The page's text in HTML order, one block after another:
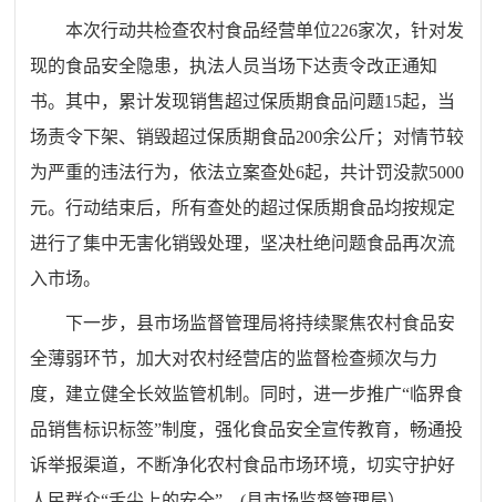
本次行动共检查农村食品经营单位226家次，针对发
现的食品安全隐患，执法人员当场下达责令改正通知
书。其中，累计发现销售超过保质期食品问题15起，当
场责令下架、销毁超过保质期食品200余公斤；对情节较
为严重的违法行为，依法立案查处6起，共计罚没款5000
元。行动结束后，所有查处的超过保质期食品均按规定
进行了集中无害化销毁处理，坚决杜绝问题食品再次流
入市场。
下一步，县市场监督管理局将持续聚焦农村食品安
全薄弱环节，加大对农村经营店的监督检查频次与力
度，建立健全长效监管机制。同时，进一步推广“临界食
品销售标识标签”制度，强化食品安全宣传教育，畅通投
诉举报渠道，不断净化农村食品市场环境，切实守护好